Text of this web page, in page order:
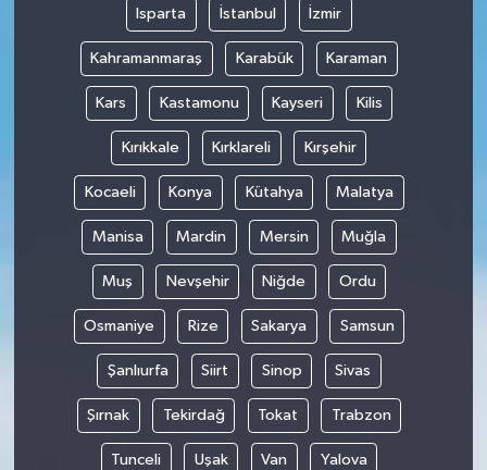
Isparta İstanbul İzmir
Kahramanmaraş Karabük Karaman
Kars Kastamonu Kayseri Kilis
Kırıkkale Kırklareli Kırşehir
Kocaeli Konya Kütahya Malatya
Manisa Mardin Mersin Muğla
Muş Nevşehir Niğde Ordu
Osmaniye Rize Sakarya Samsun
Şanlıurfa Siirt Sinop Sivas
Şırnak Tekirdağ Tokat Trabzon
Tunceli Uşak Van Yalova